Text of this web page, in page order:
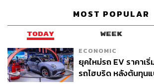
MOST POPULAR
TODAY WEEK
ECONOMIC
ยุคใหม่รถ EV ราคาเ
รถไฮบริด หลังต้นทุน